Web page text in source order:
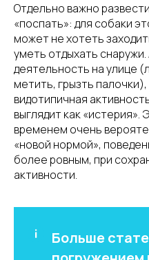
Отдельно важно
«поспать»: для собаки
может не хотеть
уметь отдыхать
деятельность на улице
метить, грызть
видотипичная
выглядит как
временем очень
«новой нормой»,
более ровным, при
активности.
Больше